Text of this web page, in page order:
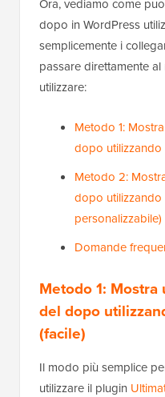
dopo in WordPress
semplicemente i
passare direttamente
utilizzare:
Metodo 1:
dopo utilizzando
Metodo 2:
dopo
personalizzabile)
Domande
Metodo 1:
del dopo
(facile)
Il modo più semplice
utilizzare il plugin